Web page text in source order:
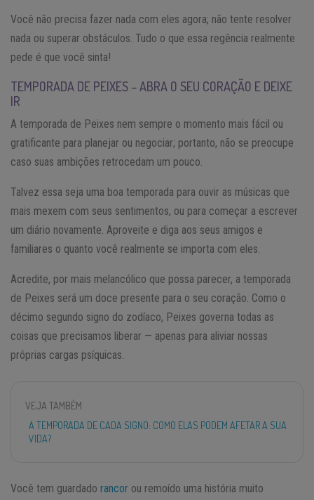
Você não precisa fazer nada com eles agora; não tente resolver
nada ou superar obstáculos. Tudo o que essa regência realmente
pede é que você sinta!
TEMPORADA DE PEIXES – ABRA O SEU CORAÇÃO E DEIXE
IR
A temporada de Peixes nem sempre o momento mais fácil ou
gratificante para planejar ou negociar; portanto, não se preocupe
caso suas ambições retrocedam um pouco.
Talvez essa seja uma boa temporada para ouvir as músicas que
mais mexem com seus sentimentos, ou para começar a escrever
um diário novamente. Aproveite e diga aos seus amigos e
familiares o quanto você realmente se importa com eles.
Acredite, por mais melancólico que possa parecer, a temporada
de Peixes será um doce presente para o seu coração. Como o
décimo segundo signo do zodíaco, Peixes governa todas as
coisas que precisamos liberar — apenas para aliviar nossas
próprias cargas psíquicas.
VEJA TAMBÉM
A TEMPORADA DE CADA SIGNO: COMO ELAS PODEM AFETAR A SUA
VIDA?
Você tem guardado rancor ou remoído uma história muito